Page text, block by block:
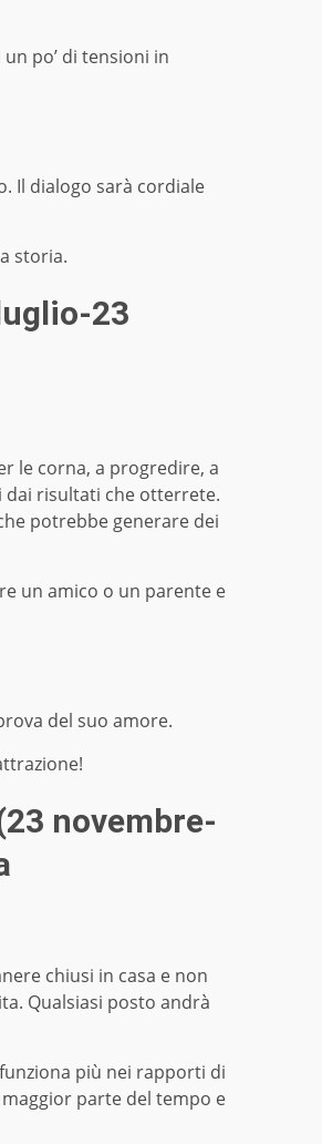
po’ di tensioni in
Il dialogo sarà cordiale
storia.
23
le corna, a progredire, a
dai risultati che otterrete.
potrebbe generare dei
un amico o un parente e
del suo amore.
novembre-
chiusi in casa e non
Qualsiasi posto andrà
più nei rapporti di
parte del tempo e